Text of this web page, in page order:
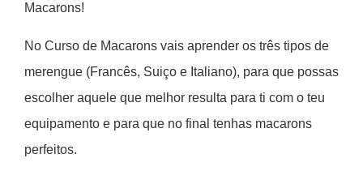
Macarons!
No Curso de Macarons vais aprender os três tipos de
merengue (Francês, Suiço e Italiano), para que possas
escolher aquele que melhor resulta para ti com o teu
equipamento e para que no final tenhas macarons
perfeitos.